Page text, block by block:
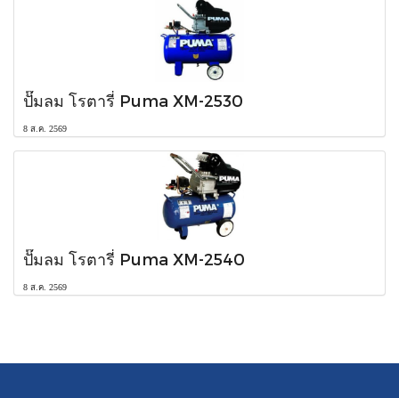
ปั๊มลม โรตารี่ Puma XM-2530
8 ส.ค. 2569
ปั๊มลม โรตารี่ Puma XM-2540
8 ส.ค. 2569